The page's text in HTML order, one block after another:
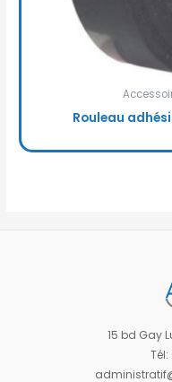
Rouleau
15 bd Gay